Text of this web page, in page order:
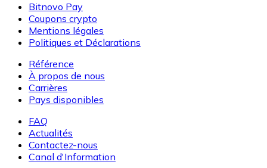
AcheterUniswap
UNI
Bitnovo Pay
Coupons crypto
Mentions légales
Politiques et Déclarations
Référence
À propos de nous
Carrières
Pays disponibles
FAQ
Actualités
Contactez-nous
Canal d'Information